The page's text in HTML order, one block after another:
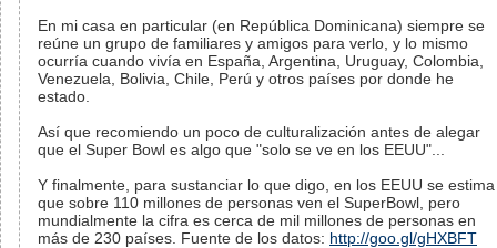
En mi casa en particular (en República Dominicana) siempre se
reúne un grupo de familiares y amigos para verlo, y lo mismo
ocurría cuando vivía en España, Argentina, Uruguay, Colombia,
Venezuela, Bolivia, Chile, Perú y otros países por donde he
estado.
Así que recomiendo un poco de culturalización antes de alegar
que el Super Bowl es algo que "solo se ve en los EEUU"...
Y finalmente, para sustanciar lo que digo, en los EEUU se estima
que sobre 110 millones de personas ven el SuperBowl, pero
mundialmente la cifra es cerca de mil millones de personas en
más de 230 países. Fuente de los datos: http://goo.gl/gHXBFT